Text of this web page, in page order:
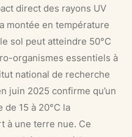
direct des rayons UV
montée en température
sol peut atteindre 50°C
organismes essentiels à
national de recherche
juin 2025 confirme qu’un
15 à 20°C la
à une terre nue. Ce